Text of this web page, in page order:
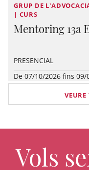
GRUP DE
| CURS
Mentoring 13a
PRESENCIAL
De 07/10/2026 fins 09/
VEURE
Vols